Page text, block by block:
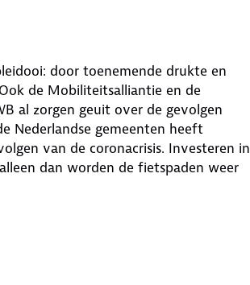
door toenemende drukte en
de Mobiliteitsalliantie en de
al zorgen geuit over de gevolgen
Nederlandse gemeenten heeft
van de coronacrisis. Investeren in
dan worden de fietspaden weer